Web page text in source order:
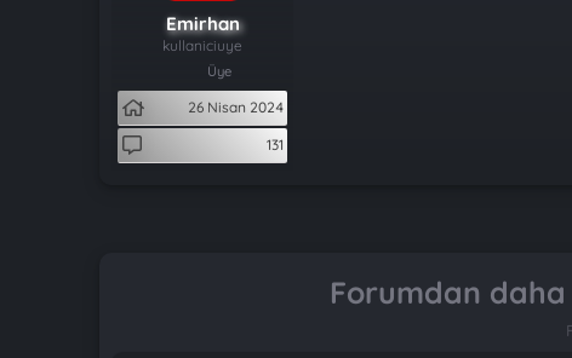
t
a
n
t
a
r
Emirhan
kullaniciuye
Üye
26 Nisan 2024
131
Forumdan